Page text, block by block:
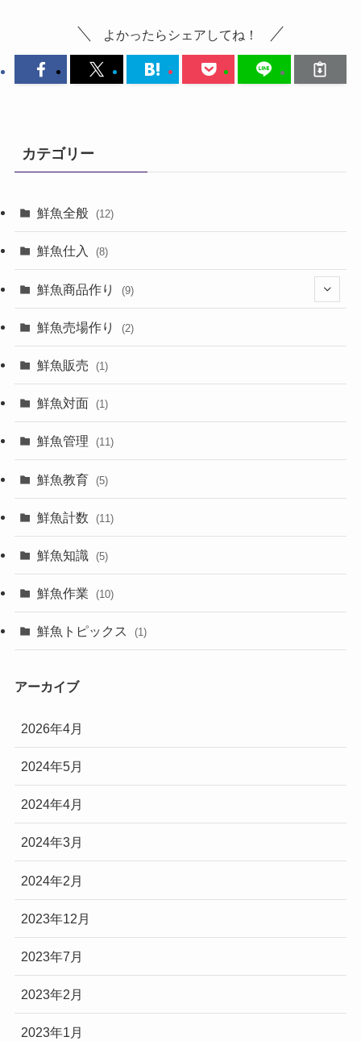
よかったらシェアしてね！
カテゴリー
鮮魚全般 (12)
鮮魚仕入 (8)
鮮魚商品作り (9)
(8)
鮮魚売場作り (2)
鮮魚販売 (1)
鮮魚対面 (1)
鮮魚管理 (11)
鮮魚教育 (5)
鮮魚計数 (11)
鮮魚知識 (5)
鮮魚作業 (10)
鮮魚トピックス (1)
アーカイブ
2026年4月
2024年5月
2024年4月
2024年3月
2024年2月
2023年12月
2023年7月
2023年2月
2023年1月